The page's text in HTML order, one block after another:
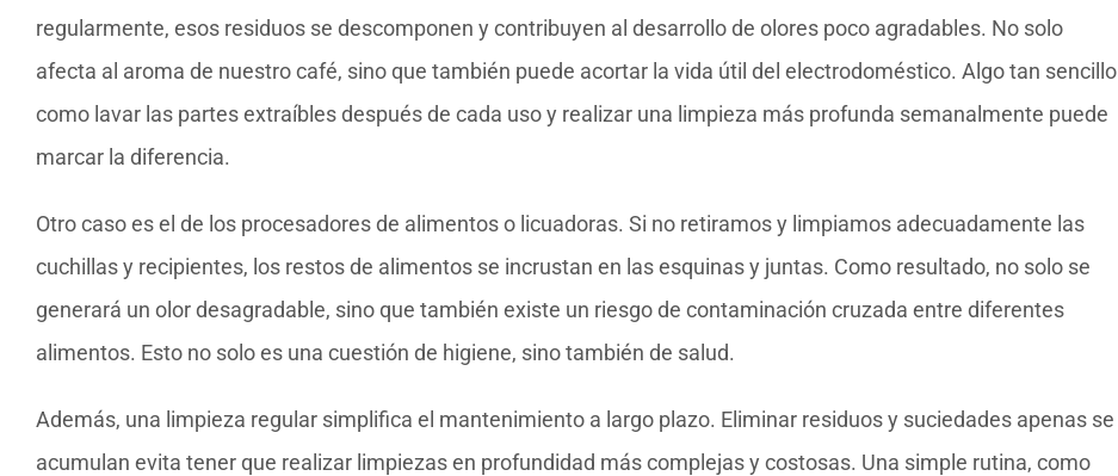
regularmente, esos residuos se descomponen y contribuyen al desarrollo de olores poco agradables. No solo
afecta al aroma de nuestro café, sino que también puede acortar la vida útil del electrodoméstico. Algo tan sencillo
como lavar las partes extraíbles después de cada uso y realizar una limpieza más profunda semanalmente puede
marcar la diferencia.
Otro caso es el de los procesadores de alimentos o licuadoras. Si no retiramos y limpiamos adecuadamente las
cuchillas y recipientes, los restos de alimentos se incrustan en las esquinas y juntas. Como resultado, no solo se
generará un olor desagradable, sino que también existe un riesgo de contaminación cruzada entre diferentes
alimentos. Esto no solo es una cuestión de higiene, sino también de salud.
Además, una limpieza regular simplifica el mantenimiento a largo plazo. Eliminar residuos y suciedades apenas se
acumulan evita tener que realizar limpiezas en profundidad más complejas y costosas. Una simple rutina, como